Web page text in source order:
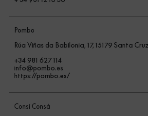
Pombo
Rúa Viñas da Babilonia, 17, 15179 Santa
+34 981 627 114
info@pombo.es
https://pombo.es/
Consí Consá